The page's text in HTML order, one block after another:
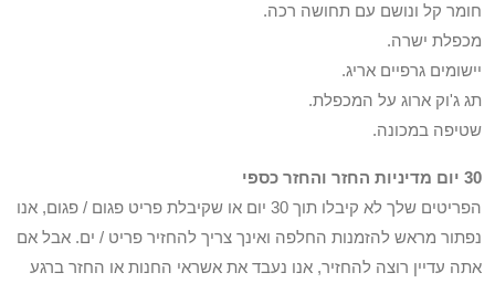
חומר קל ונושם עם תחושה רכה.
מכפלת ישרה.
יישומים גרפיים אריג.
תג ג'וק ארוג על המכפלת.
שטיפה במכונה.
30 יום מדיניות החזר והחזר כספי
הפריטים שלך לא קיבלו תוך 30 יום או שקיבלת פריט פגום / פגום, אנו
נפתור מראש להזמנות החלפה ואינך צריך להחזיר פריט / ים. אבל אם
אתה עדיין רוצה להחזיר, אנו נעבד את אשראי החנות או החזר ברגע